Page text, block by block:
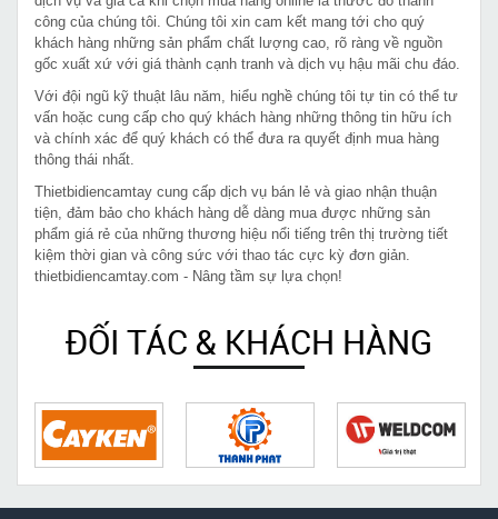
công của chúng tôi. Chúng tôi xin cam kết mang tới cho quý
khách hàng những sản phẩm chất lượng cao, rõ ràng về nguồn
gốc xuất xứ với giá thành cạnh tranh và dịch vụ hậu mãi chu đáo.
Với đội ngũ kỹ thuật lâu năm, hiểu nghề chúng tôi tự tin có thể tư
vấn hoặc cung cấp cho quý khách hàng những thông tin hữu ích
và chính xác để quý khách có thể đưa ra quyết định mua hàng
thông thái nhất.
Thietbidiencamtay cung cấp dịch vụ bán lẻ và giao nhận thuận
tiện, đảm bảo cho khách hàng dễ dàng mua được những sản
phẩm giá rẻ của những thương hiệu nổi tiếng trên thị trường tiết
kiệm thời gian và công sức với thao tác cực kỳ đơn giản.
thietbidiencamtay.com - Nâng tầm sự lựa chọn!
ĐỐI TÁC & KHÁCH HÀNG